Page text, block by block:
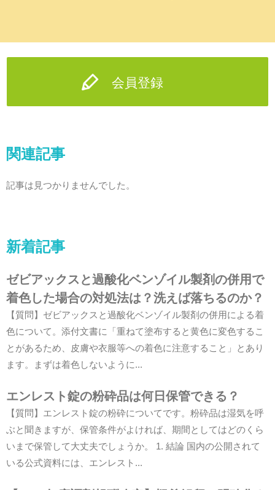
会員登録
関連記事
記事は見つかりませんでした。
新着記事
ゼビアックスと過酸化ベンゾイル製剤の併用で
着色した場合の対処法は？洗えば落ちるのか？
【質問】ゼビアックスと過酸化ベンゾイル製剤の併用による着
色について。添付文書に「重ねて塗布すると黄色に変色するこ
とがあるため、皮膚や衣服等への着色に注意すること」とあり
ます。まずは着色しないように...
エンレスト錠の粉砕品は何日保管できる？
【質問】エンレスト錠の粉砕についてです。粉砕品は湿気を呼
ぶと聞きますが、保管条件がよければ、期間としてはどのくら
いまで保管して大丈夫でしょうか。 1. 結論 国内の公開されて
いる公式資料には、エンレスト...